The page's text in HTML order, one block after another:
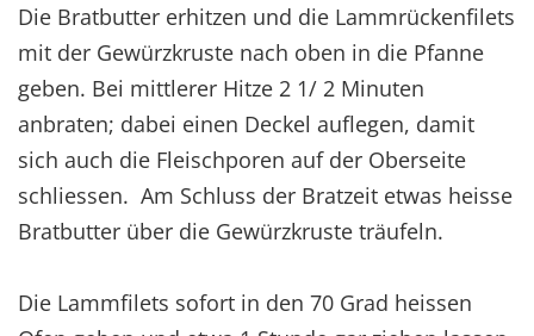
Die Bratbutter erhitzen und die Lammrückenfilets
mit der Gewürzkruste nach oben in die Pfanne
geben. Bei mittlerer Hitze 2 1/ 2 Minuten
anbraten; dabei einen Deckel auflegen, damit
sich auch die Fleischporen auf der Oberseite
schliessen. Am Schluss der Bratzeit etwas heisse
Bratbutter über die Gewürzkruste träufeln.
Die Lammfilets sofort in den 70 Grad heissen